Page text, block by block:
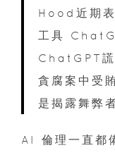
Hood近期
工具
ChatGPT謊
貪腐案中受
是揭露舞弊
AI 倫理一直都